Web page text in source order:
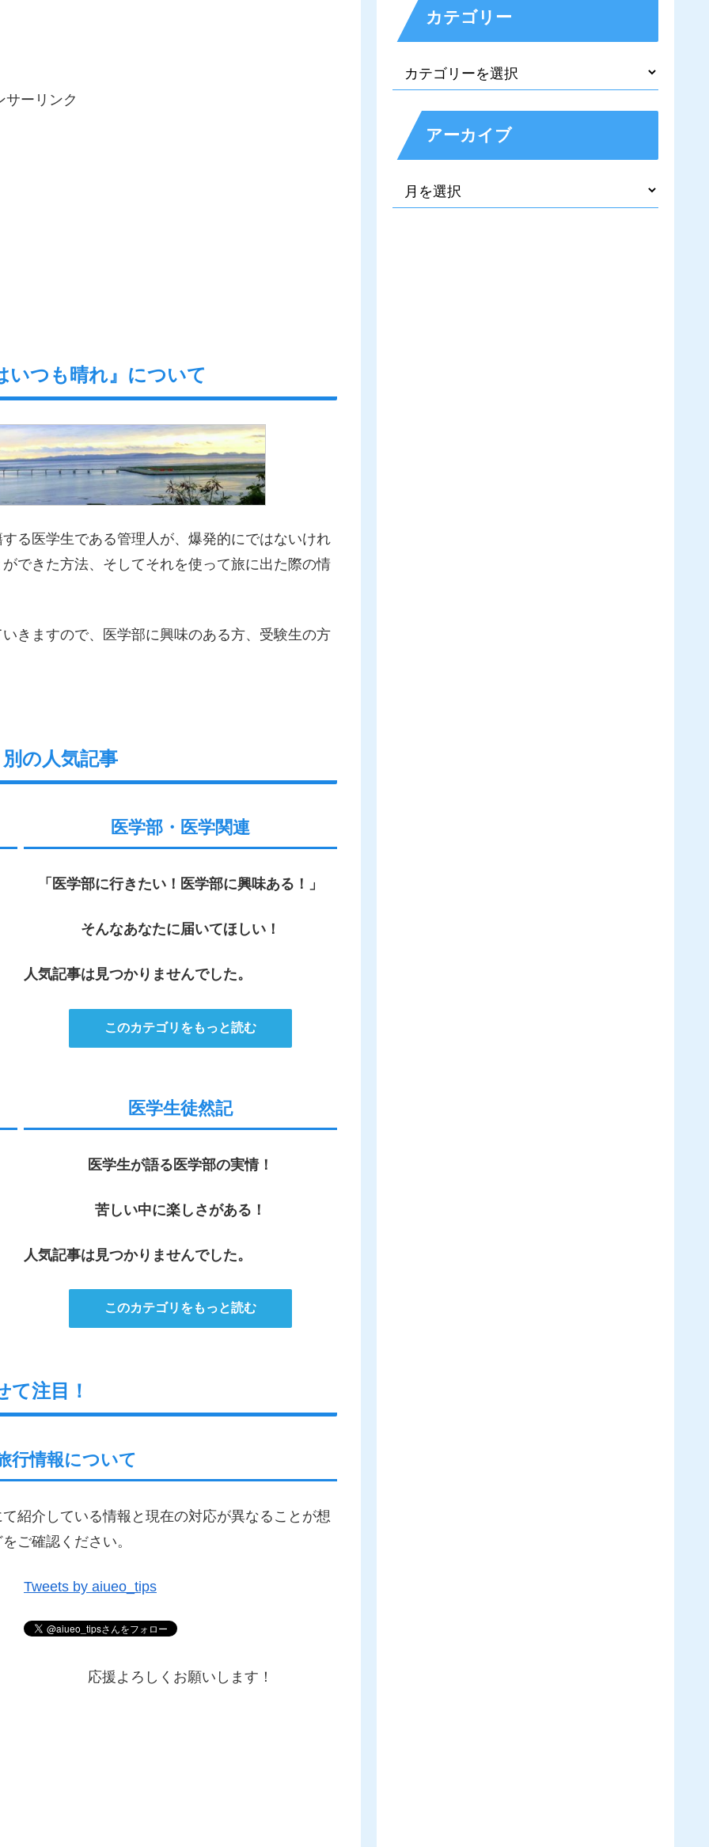
サーリンク
いつも晴れ』について
る医学生である管理人が、爆発的にではないけれ
ができた方法、そしてそれを使って旅に出た際の情
きますので、医学部に興味のある方、受験生の方
の人気記事
医学部・医学関連
「医学部に行きたい！医学部に興味ある！」
そんなあなたに届いてほしい！
人気記事は見つかりませんでした。
このカテゴリをもっと読む
医学生徒然記
医学生が語る医学部の実情！
苦しい中に楽しさがある！
人気記事は見つかりませんでした。
このカテゴリをもっと読む
て注目！
行情報について
紹介している情報と現在の対応が異なることが想
ご確認ください。
Tweets by aiueo_tips
応援よろしくお願いします！
カテゴリー
アーカイブ